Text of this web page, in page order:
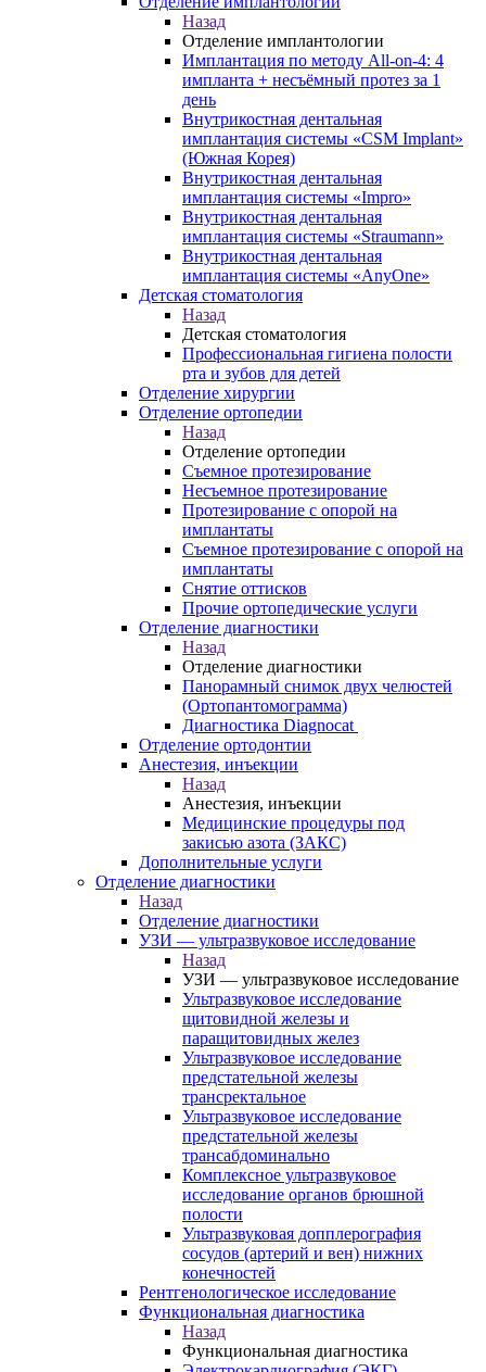
Назад
Отделение имплантологии
Имплантация по методу All-on-4: 4
импланта + несъёмный протез за 1
день
Внутрикостная дентальная
имплантация системы «CSM Implant»
(Южная Корея)
Внутрикостная дентальная
имплантация системы «Impro»
Внутрикостная дентальная
имплантация системы «Straumann»
Внутрикостная дентальная
имплантация системы «AnyOne»
Детская стоматология
Назад
Детская стоматология
Профессиональная гигиена полости
рта и зубов для детей
Отделение хирургии
Отделение ортопедии
Назад
Отделение ортопедии
Съемное протезирование
Несъемное протезирование
Протезирование с опорой на
имплантаты
Съемное протезирование с опорой на
имплантаты
Снятие оттисков
Прочие ортопедические услуги
Отделение диагностики
Назад
Отделение диагностики
Панорамный снимок двух челюстей
(Ортопантомограмма)
Диагностика Diagnocat
Отделение ортодонтии
Анестезия, инъекции
Назад
Анестезия, инъекции
Медицинские процедуры под
закисью азота (ЗАКС)
Дополнительные услуги
Отделение диагностики
Назад
Отделение диагностики
УЗИ — ультразвуковое исследование
Назад
УЗИ — ультразвуковое исследование
Ультразвуковое исследование
щитовидной железы и
паращитовидных желез
Ультразвуковое исследование
предстательной железы
трансректальное
Ультразвуковое исследование
предстательной железы
трансабдоминально
Комплексное ультразвуковое
исследование органов брюшной
полости
Ультразвуковая допплерография
сосудов (артерий и вен) нижних
конечностей
Рентгенологическое исследование
Функциональная диагностика
Назад
Функциональная диагностика